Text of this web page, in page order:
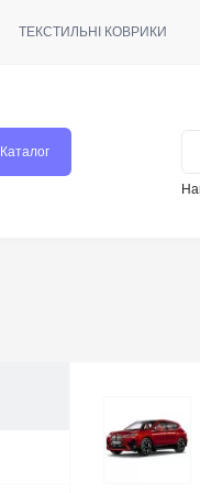
ТЕКСТИЛЬНІ КОВРИКИ
Каталог